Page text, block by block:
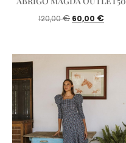
120,00€ 60,00 €